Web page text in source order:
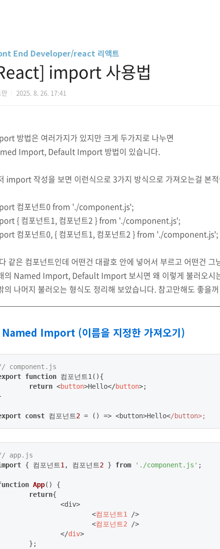
End Developer/react 리액트
import 사용법
2025. 8. 26. 17:41
방법은 여러가지가 있지만 크게 두가지로 나누면
Import, Default Import 방법이 있습니다.
import 작성을 보면 이런식으로 3가지 방식으로 가져오는걸 본
컴포넌트0 from './component.js';
{ 컴포넌트1, 컴포넌트2 } from './component.js';
컴포넌트0, { 컴포넌트1, 컴포넌트2 } from './component.js';
같은 컴포넌트인데 어떤건 대괄호 안에 넣어서 부르고 어떤건 그
의 Named Import, Default Import 보시면 왜 이렇게 불러오시
의 나머지 불러오는 형식도 정리해 보았습니다. 참고만해도 좋을
Import (이름을 지정한 가져오기)
component.js
function 컴포넌트1( ){
return <button>Hello</button>;
const 컴포넌트2 = () => <button>Hello</button>;
app.js
{ 컴포넌트1 , 컴포넌트2 } from './component.js' ;
App( ) {
return{
<컴포넌트1 />
<컴포넌트2 />
</div>